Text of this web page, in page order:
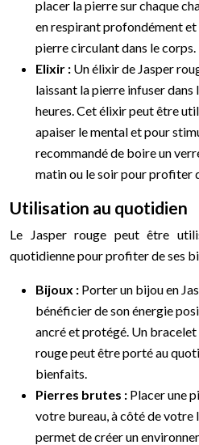
placer la pierre sur chaque
en respirant profondément et
pierre circulant dans le corps.
Elixir : Un élixir de Jasper
laissant la pierre infuser dans
heures. Cet élixir peut être
apaiser le mental et pour
recommandé de boire un
matin ou le soir pour profiter
Utilisation au quotidien
Le Jasper rouge peut être
quotidienne pour profiter de ses
Bijoux : Porter un bijou en
bénéficier de son énergie
ancré et protégé. Un bracelet
rouge peut être porté au
bienfaits.
Pierres brutes : Placer une
votre bureau, à côté de votre
permet de créer un